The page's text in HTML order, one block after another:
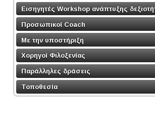
Εισηγητές Workshop ανάπτυξης
Προσωπικοί Coach
Με την υποστήριξη
Χορηγοί Φιλοξενίας
Παράλληλες δράσεις
Τοποθεσία